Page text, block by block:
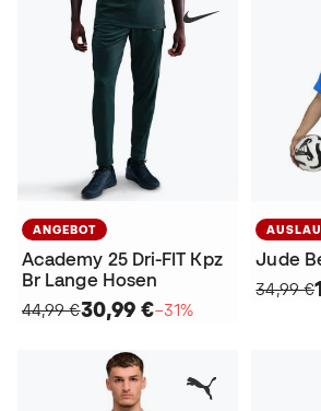
ANGEBOT
Academy 25 Dri-FIT Kpz
Br Lange Hosen
44,99 €30,99 €−31%
Jude
34,99 €